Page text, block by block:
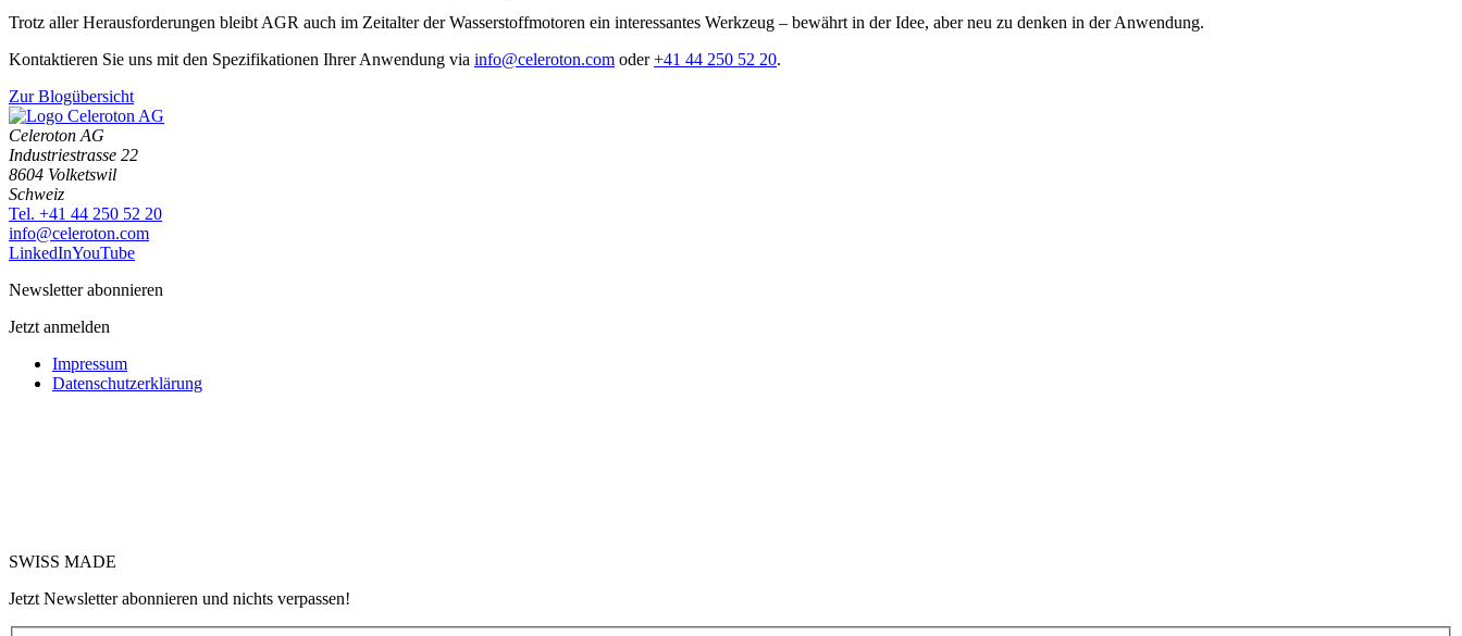
Trotz aller Herausforderungen bleibt AGR auch im Zeitalter der Wasserstoffmotoren ein interessantes Werkzeug – bewährt in der Idee, aber neu zu denken in der Anwendung.
Kontaktieren Sie uns mit den Spezifikationen Ihrer Anwendung via moc.notorelec@ofni oder+41 44 250 52 20.
Zur Blogübersicht
Celeroton AG
Industriestrasse 22
8604 Volketswil
Schweiz
Tel. +41 44 250 52 20
moc.notorelec@ofni
LinkedInYouTube
Newsletter abonnieren
Jetzt anmelden
Impressum
Datenschutzerklärung
SWISS MADE
Jetzt Newsletter abonnieren und nichts verpassen!